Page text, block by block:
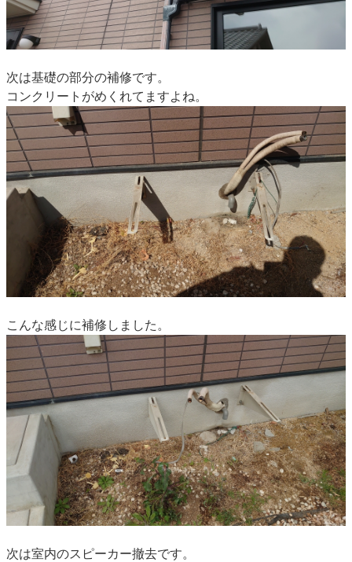
次は基礎の部分の補修です。
コンクリートがめくれてますよね。
こんな感じに補修しました。
次は室内のスピーカー撤去です。